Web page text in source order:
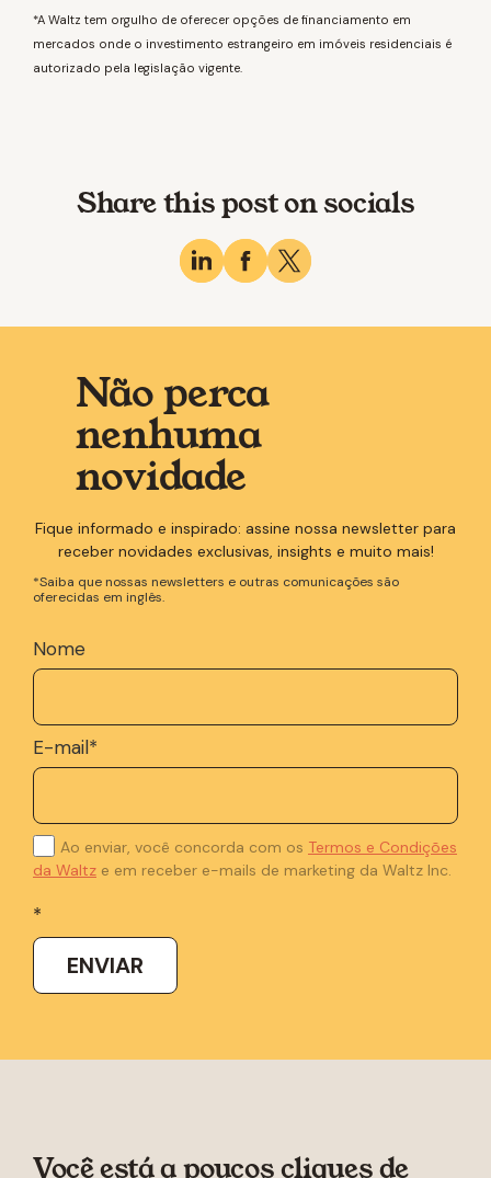
*A Waltz tem orgulho de oferecer opções de financiamento em
mercados onde o investimento estrangeiro em imóveis residenciais é
autorizado pela legislação vigente.
Share this post on socials
Não perca
nenhuma
novidade
Fique informado e inspirado: assine nossa newsletter para
receber novidades exclusivas, insights e muito mais!
*Saiba que nossas newsletters e outras comunicações são
oferecidas em inglês.
Nome
E-mail*
Ao enviar, você concorda com os Termos e Condições
da Waltz e em receber e-mails de marketing da Waltz Inc.
*
Você está a poucos cliques de